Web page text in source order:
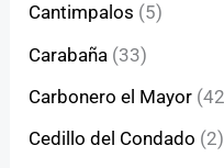
Cantimpalos (5)
Carabaña (33)
Carbonero el Mayor
Cedillo del Condado (2)